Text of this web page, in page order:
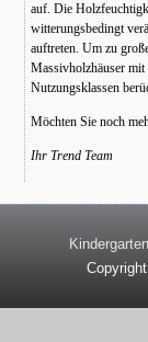
auf. Die
witterungsbedingt
auftreten. Um zu
Massivholzhäuser mit
Nutzungsklassen
Möchten Sie noch
Ihr Trend Team